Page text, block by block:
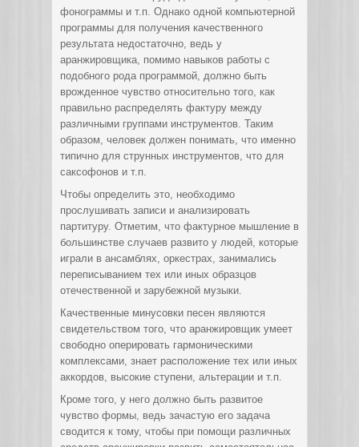
фонограммы и т.п. Однако одной компьютерной
программы для получения качественного
результата недостаточно, ведь у
аранжировщика, помимо навыков работы с
подобного рода программой, должно быть
врожденное чувство относительно того, как
правильно распределять фактуру между
различными группами инструментов. Таким
образом, человек должен понимать, что именно
типично для струнных инструментов, что для
саксофонов и т.п.
Чтобы определить это, необходимо
прослушивать записи и анализировать
партитуру. Отметим, что фактурное мышление в
большинстве случаев развито у людей, которые
играли в ансамблях, оркестрах, занимались
переписыванием тех или иных образцов
отечественной и зарубежной музыки.
Качественные минусовки песен являются
свидетельством того, что аранжировщик умеет
свободно оперировать гармоническими
комплексами, знает расположение тех или иных
аккордов, высокие ступени, альтерации и т.п.
Кроме того, у него должно быть развитое
чувство формы, ведь зачастую его задача
сводится к тому, чтобы при помощи различных